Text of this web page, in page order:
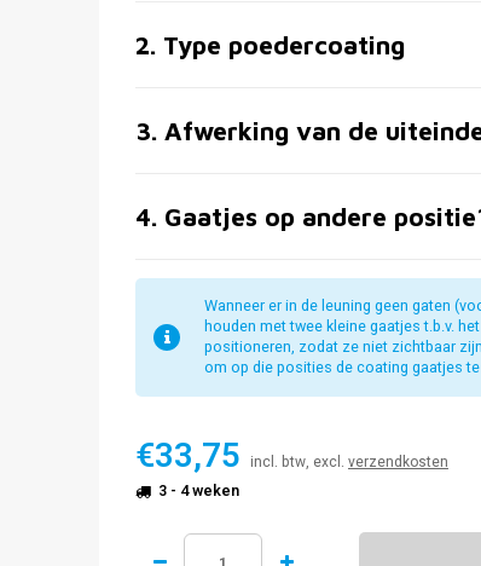
2. Type poedercoating
3. Afwerking van de
4. Gaatjes op andere
Wanneer er in de leuning geen gaten
houden met twee kleine gaatjes t.b.v.
positioneren, zodat ze niet zichtbaar
om op die posities de coating gaatjes
€33,75 incl. btw, excl. verzendkosten
3 - 4 weken